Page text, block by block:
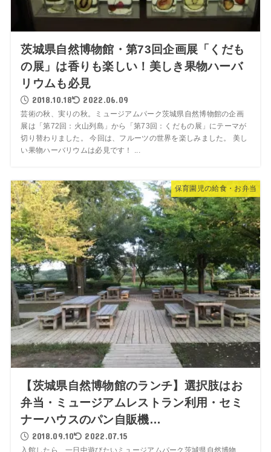
茨城県自然博物館・第73回企画展「くだも
の展」は香りも楽しい！美しき果物ハーバ
リウムも必見
2018.10.18 2022.06.09
芸術の秋、実りの秋。ミュージアムパーク茨城県自然博物館の企画
展は「第72回：火山列島」から「第73回：くだもの展」にテーマが
切り替わりました。 今回は、フルーツの世界を楽しみました。 美し
い果物ハーバリウムは必見です！ ...
保育園児の給食・お弁当
【茨城県自然博物館のランチ】選択肢はお
弁当・ミュージアムレストラン利用・セミ
ナーハウスのパン自販機…
2018.09.10 2022.07.15
入館したら、一日中遊びたいミュージアムパーク茨城県自然博物